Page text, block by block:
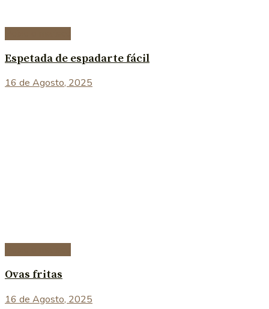
Espetada de espadarte fácil
16 de Agosto, 2025
Ovas fritas
16 de Agosto, 2025